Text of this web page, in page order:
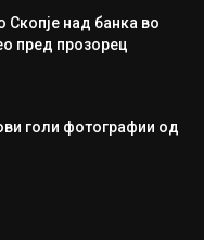
Скопје над банка во
пред прозорец
голи фотографии од